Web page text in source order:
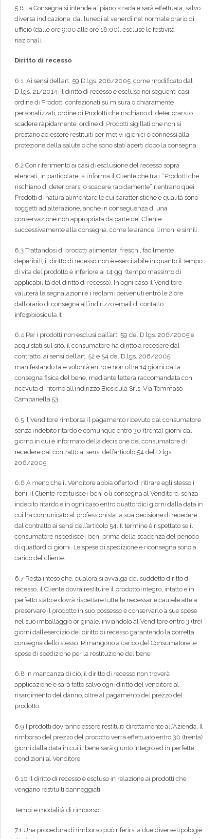
5.6 La Consegna si intende al piano strada e sarà effettuata, salvo
diversa indicazione, dal lunedì al venerdì nel normale orario di
ufficio (dalle ore 9:00 alle ore 18:00), escluse le festività
nazionali.
Diritto di recesso
6.1. Ai sensi dell’art. 59 D.lgs. 206/2005, come modificato dal
D.lgs. 21/2014, il diritto di recesso è escluso nei seguenti casi:
ordine di Prodotti confezionati su misura o chiaramente
personalizzati, ordine di Prodotti che rischiano di deteriorarsi o
scadere rapidamente, ordine di Prodotti sigillati che non si
prestano ad essere restituiti per motivi igienici o connessi alla
protezione della salute o che sono stati aperti dopo la consegna.
6.2 Con riferimento ai casi di esclusione del recesso sopra
elencati, in particolare, si informa il Cliente che tra i “Prodotti che
rischiano di deteriorarsi o scadere rapidamente” rientrano quei
Prodotti di natura alimentare le cui caratteristiche e qualità sono
soggetti ad alterazione, anche in conseguenza di una
conservazione non appropriata da parte del Cliente
successivamente alla consegna, come le arance, limoni e simili.
6.3 Trattandosi di prodotti alimentari freschi, facilmente
deperibili, il diritto di recesso non è esercitabile in quanto il tempo
di vita del prodotto è inferiore ai 14 gg. (tempo massimo di
applicabilità del diritto di recesso). In ogni caso il Venditore
valuterà le segnalazioni e i reclami pervenuti entro le 2 ore
dall’orario di consegna all’indirizzo email di contatto
info@biosicula.it
6.4 Per i prodotti non esclusi dall’art. 59 del D.lgs. 206/2005 e
acquistati sul sito, il consumatore ha diritto a recedere dal
contratto, ai sensi dell’art. 52 e 54 del D.lgs. 206/2005,
manifestando tale volontà entro e non oltre 14 giorni dalla
consegna fisica del bene, mediante lettera raccomandata con
ricevuta di ritorno all’indirizzo Biosiculà Srls, Via Tommaso
Campanella 53.
6.5 Il Venditore rimborsa il pagamento ricevuto dal consumatore
senza indebito ritardo e comunque entro 30 (trenta) giorni dal
giorno in cui è informato della decisione del consumatore di
recedere dal contratto ai sensi dell’articolo 54 del D.lgs.
206/2005.
6.6 A meno che il Venditore abbia offerto di ritirare egli stesso i
beni, il Cliente restituisce i beni o li consegna al Venditore, senza
indebito ritardo e in ogni caso entro quattordici giorni dalla data in
cui ha comunicato al professionista la sua decisione di recedere
dal contratto ai sensi dell’articolo 54. Il termine è rispettato se il
consumatore rispedisce i beni prima della scadenza del periodo
di quattordici giorni. Le spese di spedizione e riconsegna sono a
carico del cliente.
6.7 Resta inteso che, qualora si avvalga del suddetto diritto di
recesso, il Cliente dovrà restituire il prodotto integro, intatto e in
perfetto stato e dovrà rispettare tutte le necessarie cautele atte a
preservare il prodotto in suo possesso e conservarlo a sue spese
nel suo imballaggio originale, inviandolo al Venditore entro 3 (tre)
giorni dall’esercizio del diritto di recesso garantendo la corretta
consegna dello stesso. Rimangono a carico del Consumatore le
spese di spedizione per la restituzione del bene.
6.8 In mancanza di ciò, il diritto di recesso non troverà
applicazione e sarà fatto salvo ogni diritto del venditore al
risarcimento del danno, oltre al pagamento del prezzo del
prodotto.
6.9 I prodotti dovranno essere restituiti direttamente all’Azienda. Il
rimborso del prezzo del prodotto verrà effettuato entro 30 (trenta)
giorni dalla data in cui il bene sarà giunto integro ed in perfette
condizioni al Venditore.
6.10 Il diritto di recesso è escluso in relazione ai prodotti che
vengano restituiti danneggiati
Tempi e modalità di rimborso
7.1 Una procedura di rimborso può riferirsi a due diverse tipologie